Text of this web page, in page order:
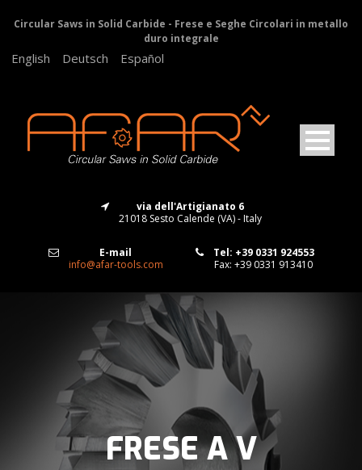
Circular Saws in Solid Carbide - Frese e Seghe Circolari in metallo
duro integrale
English Deutsch Español
via dell'Artigianato 6
21018 Sesto Calende (VA) - Italy
E-mail
info@afar-tools.com
Tel: +39 0331 924553
Fax: +39 0331 913410
FRESE A V